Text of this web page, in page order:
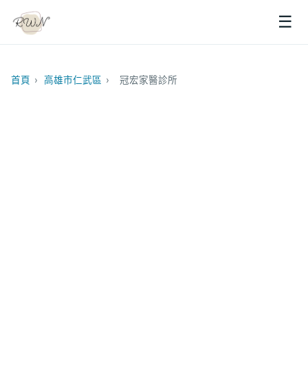
☰
首頁 › 高雄市仁武區 › 冠宏家醫診所